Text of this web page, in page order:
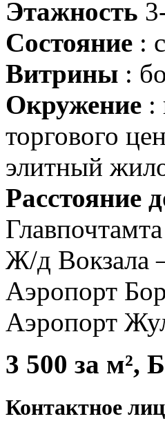
Этажность
Состояние :
Витрины :
Окружение :
торгового
элитный
Расстояние
Ж/д Вокзала
Аэропорт
Аэропорт
3 500 за
Контактное